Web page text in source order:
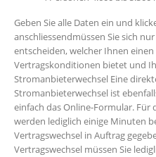
Geben Sie alle Daten ein und
anschliessendmüssen Sie sich
entscheiden, welcher Ihnen
Vertragskonditionen bietet und
Stromanbieterwechsel Eine
Stromanbieterwechsel ist
einfach das Online-Formular. Für
werden lediglich einige Minuten
Vertragswechsel in Auftrag
Vertragswechsel müssen Sie